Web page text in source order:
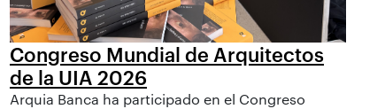
Congreso Mundial de Arquitectos
de la UIA 2026
Arquia Banca ha participado en el Congreso